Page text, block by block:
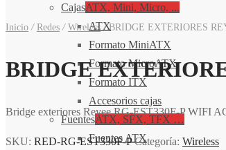
CajasATX, Mini, Micro, ...
ATX
Formato MiniATX
Formato MicroATX
Formato ITX
Accesorios cajas
FuentesATX, SFX, TFX …
Fuentes ATX
Inicio / Redes / Wireless /BRIDGE EXTERIORES
BRIDGE
Bridge exteriores Reyee RG-EST330F-P WIFI
SKU: RED-RG-EST330F-P Categoría: Wireless